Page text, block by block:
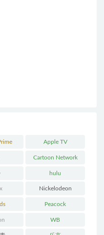
Apple TV
Cartoon Network
hulu
Nickelodeon
Peacock
WB